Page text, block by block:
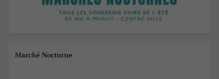
Marché Nocturne